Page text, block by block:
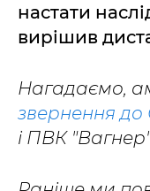
настати
вирішив
Нагадаємо,
звернення до
і ПВК